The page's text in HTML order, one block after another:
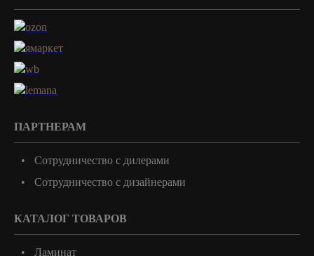
ПАРТНЕРАМ
Сотрудничество с дилерами
Сотрудничество с дизайнерами
КАТАЛОГ ТОВАРОВ
Ламинат